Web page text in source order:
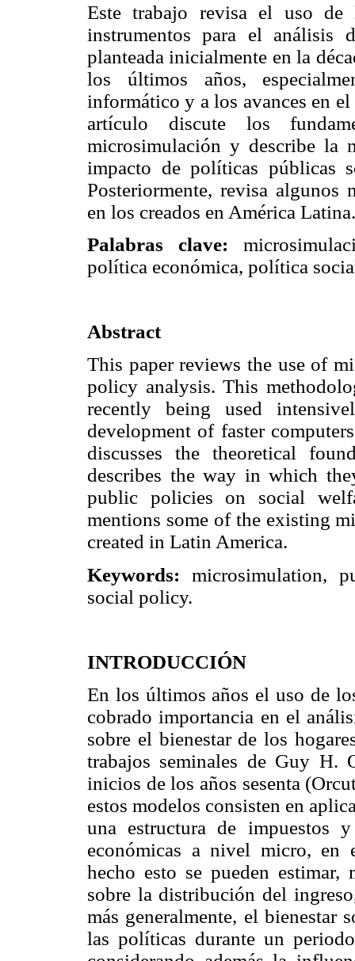
Este trabajo revisa el uso de
instrumentos para el análisis
planteada inicialmente en la
los últimos años,
informático y a los avances en
artículo discute los
microsimulación y describe la
impacto de políticas públicas
Posteriormente, revisa algunos
en los creados en América Latina.
Palabras clave:
política económica, política
Abstract
This paper reviews the use of
policy analysis. This
recently being used
development of faster
discusses the theoretical
describes the way in which
public policies on social
mentions some of the existing
created in Latin America.
Keywords: microsimulation,
social policy.
INTRODUCCIÓN
En los últimos años el uso de
cobrado importancia en el
sobre el bienestar de los
trabajos seminales de Guy H.
inicios de los años sesenta
estos modelos consisten en
una estructura de impuestos
económicas a nivel micro, en
hecho esto se pueden estimar,
sobre la distribución del
más generalmente, el bienestar
las políticas durante un